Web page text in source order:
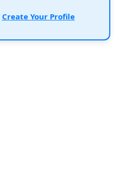
Create Your Profile